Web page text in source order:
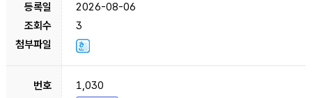
2026-08-06
3
1,030